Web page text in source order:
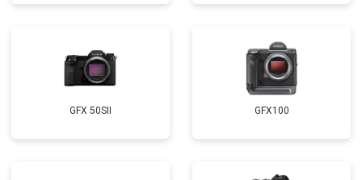
GFX 50SII GFX100